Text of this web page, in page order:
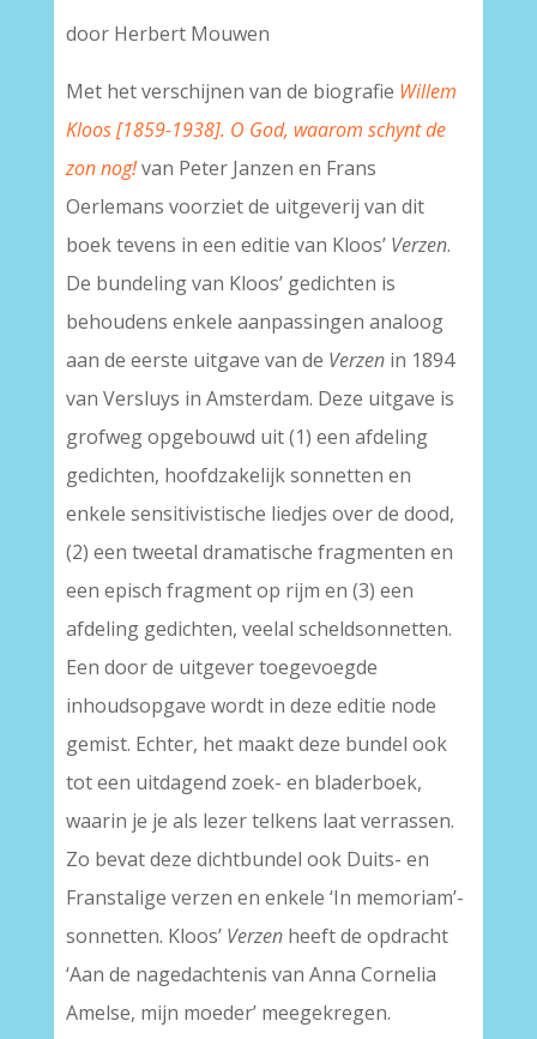
door Herbert Mouwen
Met het verschijnen van de biografie Willem
Kloos [1859-1938]. O God, waarom schynt de
zon nog!van Peter Janzen en Frans
Oerlemans voorziet de uitgeverij van dit
boek tevens in een editie van Kloos’ Verzen.
De bundeling van Kloos’ gedichten is
behoudens enkele aanpassingen analoog
aan de eerste uitgave van de Verzenin 1894
van Versluys in Amsterdam. Deze uitgave is
grofweg opgebouwd uit (1) een afdeling
gedichten, hoofdzakelijk sonnetten en
enkele sensitivistische liedjes over de dood,
(2) een tweetal dramatische fragmenten en
een episch fragment op rijm en (3) een
afdeling gedichten, veelal scheldsonnetten.
Een door de uitgever toegevoegde
inhoudsopgave wordt in deze editie node
gemist. Echter, het maakt deze bundel ook
tot een uitdagend zoek- en bladerboek,
waarin je je als lezer telkens laat verrassen.
Zo bevat deze dichtbundel ook Duits- en
Franstalige verzen en enkele ‘In memoriam’-
sonnetten. Kloos’ Verzenheeft de opdracht
‘Aan de nagedachtenis van Anna Cornelia
Amelse, mijn moeder’ meegekregen.